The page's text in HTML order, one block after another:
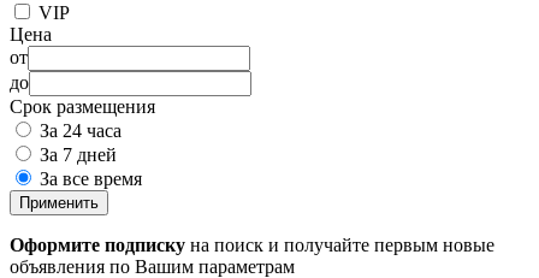
VIP
Цена
от
до
Срок размещения
За 24 часа
За 7 дней
За все время
Применить
Оформите подписку на поиск и получайте первым новые
объявления по Вашим параметрам